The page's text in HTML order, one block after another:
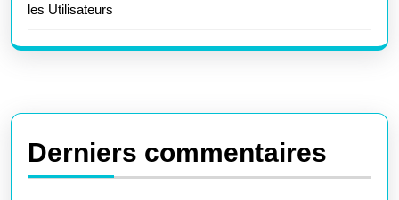
les Utilisateurs
Derniers commentaires